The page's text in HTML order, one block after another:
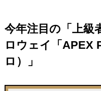
今年注目の「上級
ロウェイ「APEX
ロ）」